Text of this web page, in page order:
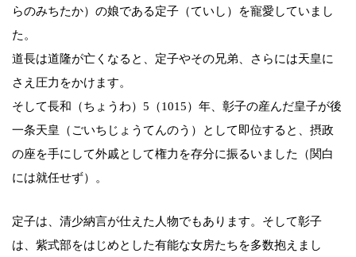
らのみちたか）の娘である定子（ていし）を寵愛していまし
た。
道長は道隆が亡くなると、定子やその兄弟、さらには天皇に
さえ圧力をかけます。
そして長和（ちょうわ）5（1015）年、彰子の産んだ皇子が後
一条天皇（ごいちじょうてんのう）として即位すると、摂政
の座を手にして外戚として権力を存分に振るいました（関白
には就任せず）。
定子は、清少納言が仕えた人物でもあります。そして彰子
は、紫式部をはじめとした有能な女房たちを多数抱えまし